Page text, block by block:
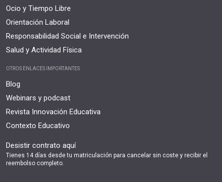
Ocio y Tiempo Libre
Orientación Laboral
Responsabilidad Social e Intervención
Salud y Actividad Física
OTROS ENLACES IMPORTANTES
Blog
Webinars y podcast
Revista Innovación Educativa
Contexto Educativo
Desistir contrato aquí
Tienes 14 días desde tu matriculación para cancelar sin coste y recibir el
reembolso completo.